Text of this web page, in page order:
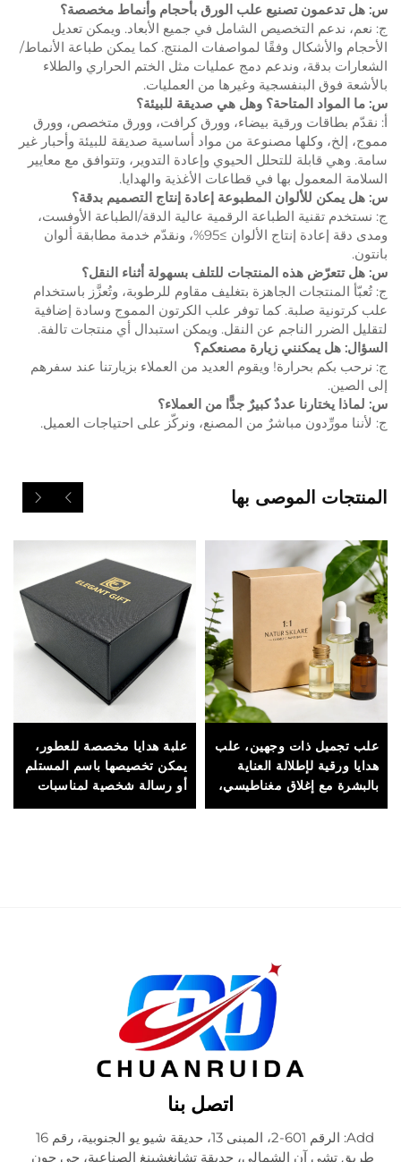
س: هل تدعمون تصنيع علب الورق بأحجام وأنماط مخصصة؟
ج: نعم، ندعم التخصيص الشامل في جميع الأبعاد. ويمكن تعديل
الأحجام والأشكال وفقًا لمواصفات المنتج. كما يمكن طباعة الأنماط/
الشعارات بدقة، وندعم دمج عمليات مثل الختم الحراري والطلاء
بالأشعة فوق البنفسجية وغيرها من العمليات.
س: ما المواد المتاحة؟ وهل هي صديقة للبيئة؟
أ: نقدّم بطاقات ورقية بيضاء، وورق كرافت، وورق متخصص، وورق
مموج، إلخ، وكلها مصنوعة من مواد أساسية صديقة للبيئة وأحبار غير
سامة. وهي قابلة للتحلل الحيوي وإعادة التدوير، وتتوافق مع معايير
السلامة المعمول بها في قطاعات الأغذية والهدايا.
س: هل يمكن للألوان المطبوعة إعادة إنتاج التصميم بدقة؟
ج: نستخدم تقنية الطباعة الرقمية عالية الدقة/الطباعة الأوفست،
ومدى دقة إعادة إنتاج الألوان ≥95%، ونقدّم خدمة مطابقة ألوان
بانتون.
س: هل تتعرّض هذه المنتجات للتلف بسهولة أثناء النقل؟
ج: تُعبّأ المنتجات الجاهزة بتغليف مقاوم للرطوبة، وتُعزَّز باستخدام
علب كرتونية صلبة. كما توفر علب الكرتون المموج وسادة إضافية
لتقليل الضرر الناجم عن النقل. ويمكن استبدال أي منتجات تالفة.
السؤال: هل يمكنني زيارة مصنعكم؟
ج: نرحب بكم بحرارة! ويقوم العديد من العملاء بزيارتنا عند سفرهم
إلى الصين.
س: لماذا يختارنا عددٌ كبيرٌ جدًّا من العملاء؟
ج: لأننا مورِّدون مباشرٌ من المصنع، ونركّز على احتياجات العميل.
المنتجات الموصى بها
علب تجميل ذات وجهين، علب
هدايا ورقية لإطلالة العناية
بالبشرة مع إغلاق مغناطيسي،
مناسبة للتغليف الفاخر
علبة هدايا مخصصة للعطور،
يمكن تخصيصها باسم المستلم
أو رسالة شخصية لمناسبات
خاصة وهدايا مميزة
اتصل بنا
Add: الرقم 601-2، المبنى 13، حديقة شيو يو الجنوبية، رقم 16
طريق تشي آن الشمالي، حديقة تشانغشينغ الصناعية، حي جون